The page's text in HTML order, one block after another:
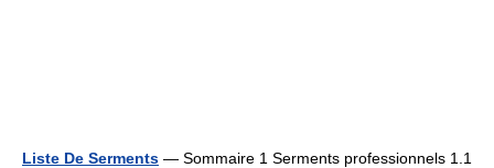
Liste De Serments — Sommaire 1 Serments professionnels 1.1